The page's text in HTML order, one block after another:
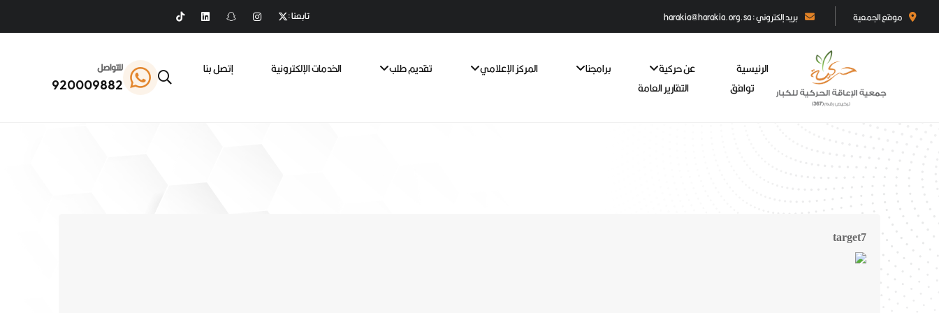
موقع الجمعية بريد إلكتروني : harakia@harakia.org.sa تابعنا :
الرئيسية عن حركية برامجنا المركز الإعلامي تقديم طلب الخدمات الإلكترونية
إتصل بنا
توافق
التقارير العامة
للتواصل
920009882
target7